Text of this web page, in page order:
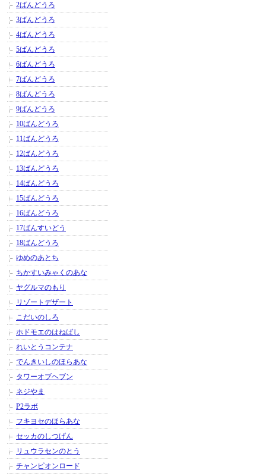
2ばんどうろ
3ばんどうろ
4ばんどうろ
5ばんどうろ
6ばんどうろ
7ばんどうろ
8ばんどうろ
9ばんどうろ
10ばんどうろ
11ばんどうろ
12ばんどうろ
13ばんどうろ
14ばんどうろ
15ばんどうろ
16ばんどうろ
17ばんすいどう
18ばんどうろ
ゆめのあとち
ちかすいみゃくのあな
ヤグルマのもり
リゾートデザート
こだいのしろ
ホドモエのはねばし
れいとうコンテナ
でんきいしのほらあな
タワーオブヘブン
ネジやま
P2ラボ
フキヨセのほらあな
セッカのしつげん
リュウラセンのとう
チャンピオンロード